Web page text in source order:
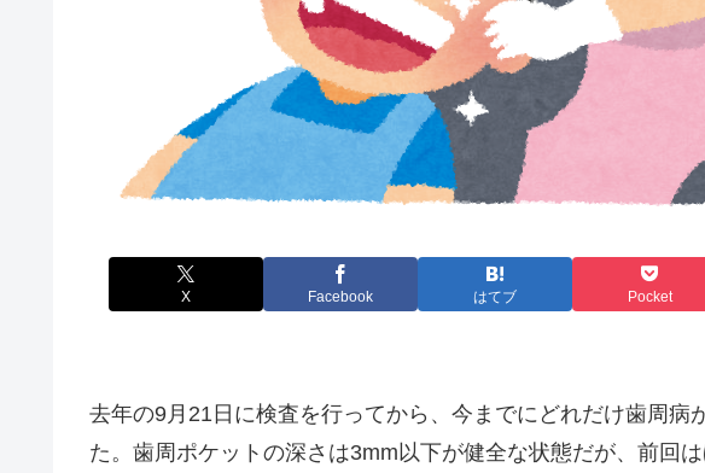
X Facebook はてブ Pocket
去年の9月21日に検査を行ってから、今までにどれだけ歯周病
た。歯周ポケットの深さは3mm以下が健全な状態だが、前回